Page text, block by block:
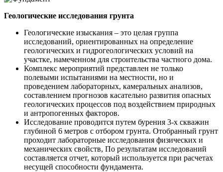
Геологические исследования грунта
Геологические изыскания – это целая группа
исследований, ориентированных на определение
геологических и гидрогеологических условий на
участке, намеченном для строительства частного дома.
Комплекс мероприятий представлен не только
полевыми испытаниями на местности, но и
проведением лабораторных, камеральных анализов,
составлением прогнозов касательно развития опасных
геологических процессов под воздействием природных
и антропогенных факторов.
Исследование проводится путем бурения 3-х скважин
глубиной 6 метров с отбором грунта. Отобранный грунт
проходит лабораторные исследования физических и
механических свойств, По результатам исследований
составляется отчет, который используется при расчетах
несущей способности фундамента.